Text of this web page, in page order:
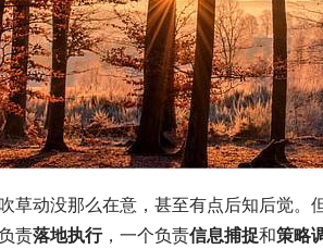
草动没那么在意，甚至有点后知后觉。
责落地执行，一个负责信息捕捉和策略